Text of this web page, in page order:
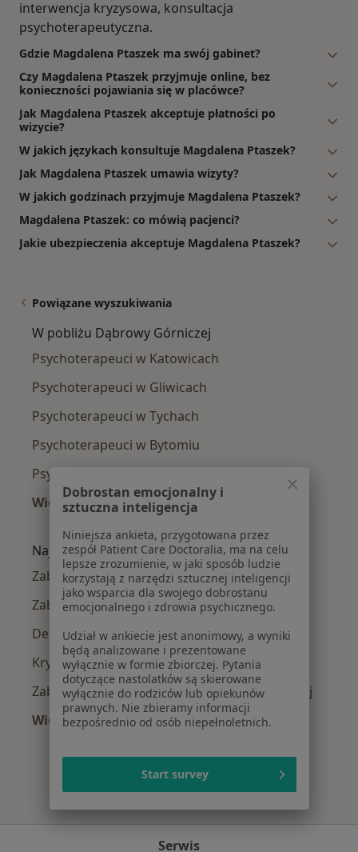
interwencja kryzysowa, konsultacja
psychoterapeutyczna.
Gdzie Magdalena Ptaszek ma swój gabinet?
Czy Magdalena Ptaszek przyjmuje online, bez
konieczności pojawiania się w placówce?
Jak Magdalena Ptaszek akceptuje płatności po
wizycie?
W jakich językach konsultuje Magdalena Ptaszek?
Jak Magdalena Ptaszek umawia wizyty?
W jakich godzinach przyjmuje Magdalena Ptaszek?
Magdalena Ptaszek: co mówią pacjenci?
Jakie ubezpieczenia akceptuje Magdalena Ptaszek?
Powiązane wyszukiwania
W pobliżu Dąbrowy Górniczej
Psychoterapeuci w Katowicach
Psychoterapeuci w Gliwicach
Psychoterapeuci w Tychach
Psychoterapeuci w Bytomiu
Psychoterapeuci w Sosnowcu
Więcej (14)
Więcej w kategorii: W pobliżu Dąbrowy
Najczęście leczone choroby
Zaburzenia lękowe w Dąbrowie Górniczej
Zaburzenia nastroju w Dąbrowie Górniczej
Depresja w Dąbrowie Górniczej
Kryzys emocjonalny w Dąbrowie Górniczej
Zaburzenia osobowości w Dąbrowie Górniczej
Więcej (15)
Serwis
Dobrostan emocjonalny i
sztuczna inteligencja
Niniejsza ankieta, przygotowana przez
zespół Patient Care Doctoralia, ma na celu
lepsze zrozumienie, w jaki sposób ludzie
korzystają z narzędzi sztucznej inteligencji
jako wsparcia dla swojego dobrostanu
emocjonalnego i zdrowia psychicznego.
Udział w ankiecie jest anonimowy, a wyniki
będą analizowane i prezentowane
wyłącznie w formie zbiorczej. Pytania
dotyczące nastolatków są skierowane
wyłącznie do rodziców lub opiekunów
prawnych. Nie zbieramy informacji
bezpośrednio od osób niepełnoletnich.
Start survey